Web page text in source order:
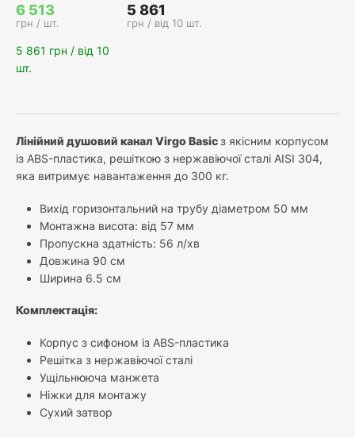
6 513
грн / шт.
5 861
грн / від 10 шт.
5 861 грн / від 10
шт.
Лінійний душовий канал Virgo Basicз якісним корпусом
із ABS-пластика, решіткою з нержавіючої сталі AISI 304,
яка витримує навантаження до 300 кг. ​
Вихід горизонтальний на трубу діаметром 50 мм
Монтажна висота: від 57 мм
Пропускна здатність: 56 л/хв
Довжина 90 см
Ширина 6.5 см
Комплектація:
Корпус з сифоном із ABS-пластика
Решітка з нержавіючої сталі
Ущільнююча манжета
Ніжки для монтажу
Сухий затвор